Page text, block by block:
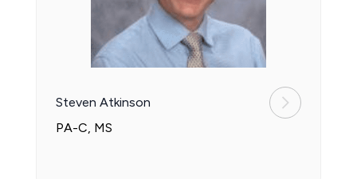
Steven Atkinson
PA-C, MS